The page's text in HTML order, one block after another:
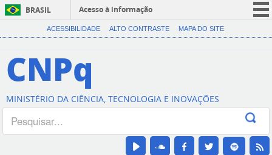
BRASIL
Acesso à informação
CORONAVÍRUS (COVID-19)
Canais
ACESSIBILIDADE ALTO CONTRASTE MAPA DO SITE
CNPq
MINISTÉRIO DA CIÊNCIA, TECNOLOGIA E INOVAÇÕES